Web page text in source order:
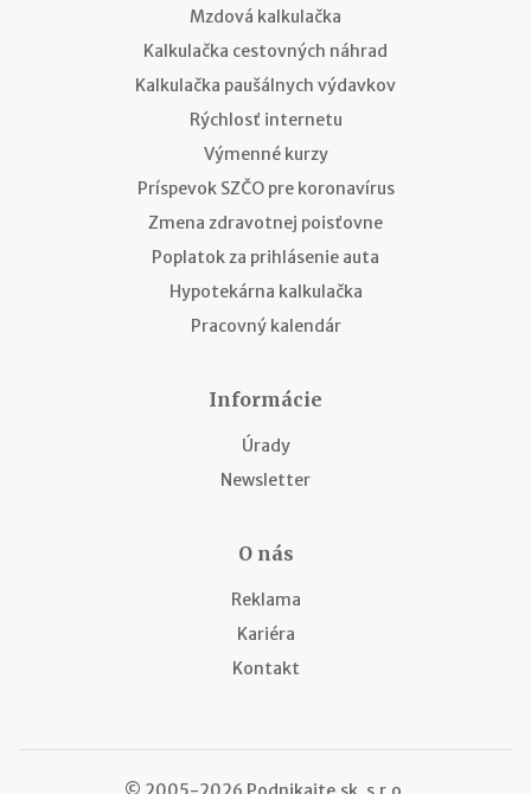
Mzdová kalkulačka
Kalkulačka cestovných náhrad
Kalkulačka paušálnych výdavkov
Rýchlosť internetu
Výmenné kurzy
Príspevok SZČO pre koronavírus
Zmena zdravotnej poisťovne
Poplatok za prihlásenie auta
Hypotekárna kalkulačka
Pracovný kalendár
Informácie
Úrady
Newsletter
O nás
Reklama
Kariéra
Kontakt